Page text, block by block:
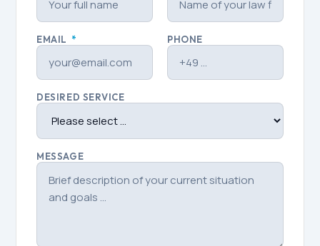
EMAIL * PHONE
DESIRED SERVICE
MESSAGE